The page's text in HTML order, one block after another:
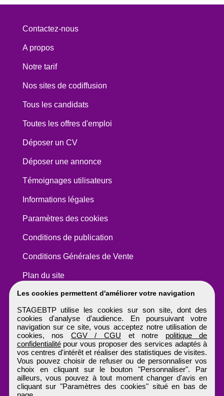
Les cookies permettent d'améliorer votre navigation
STAGEBTP utilise les cookies sur son site, dont des
cookies d'analyse d'audience. En poursuivant votre
navigation sur ce site, vous acceptez notre utilisation de
cookies, nos CGV / CGU et notre politique de
confidentialitépour vous proposer des services adaptés à
vos centres d'intérêt et réaliser des statistiques de visites.
Vous pouvez choisir de refuser ou de personnaliser vos
choix en cliquant sur le bouton "Personnaliser". Par
ailleurs, vous pouvez à tout moment changer d'avis en
cliquant sur "Paramètres des cookies" situé en bas de
Contactez-nous
A propos
Notre tarif
Nos sites de codiffusion
Tous les candidats
Toutes les offres d'emploi
Déposer un CV
Déposer une annonce
Témoignages utilisateurs
Informations légales
Paramètres des cookies
Conditions de publication
Conditions Générales de Vente
Plan du site